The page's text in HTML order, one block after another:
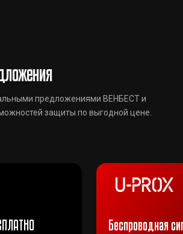
предложениями ВЕНБЕСТ и
защиты по выгодной цене.
Беспроводная